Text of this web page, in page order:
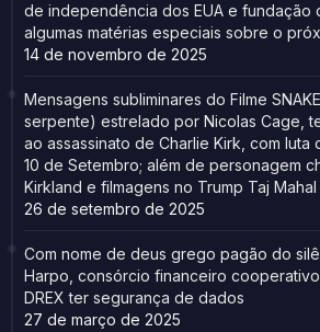
de independência dos EUA e fundação
algumas matérias especiais sobre o
14 de novembro de 2025
Mensagens subliminares do Filme
serpente) estrelado por Nicolas Cage,
ao assassinato de Charlie Kirk, com luta
10 de Setembro; além de personagem
Kirkland e filmagens no Trump Taj
26 de setembro de 2025
Com nome de deus grego pagão do
Harpo, consórcio financeiro
DREX ter segurança de dados
27 de março de 2025